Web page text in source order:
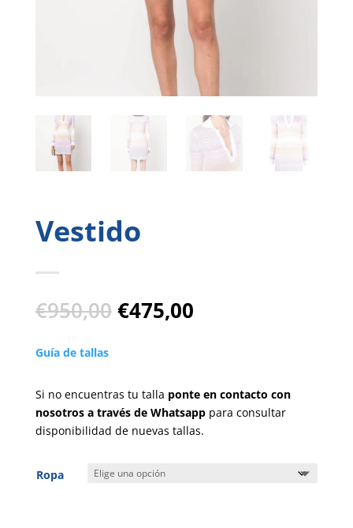
Vestido
€950,00 El
precio
€950,00.
€475,00El
Guía de tallas
Si no encuentras tu talla ponte en contacto con
nosotros a través de Whatsapppara consultar
disponibilidad de nuevas tallas.
Ropa